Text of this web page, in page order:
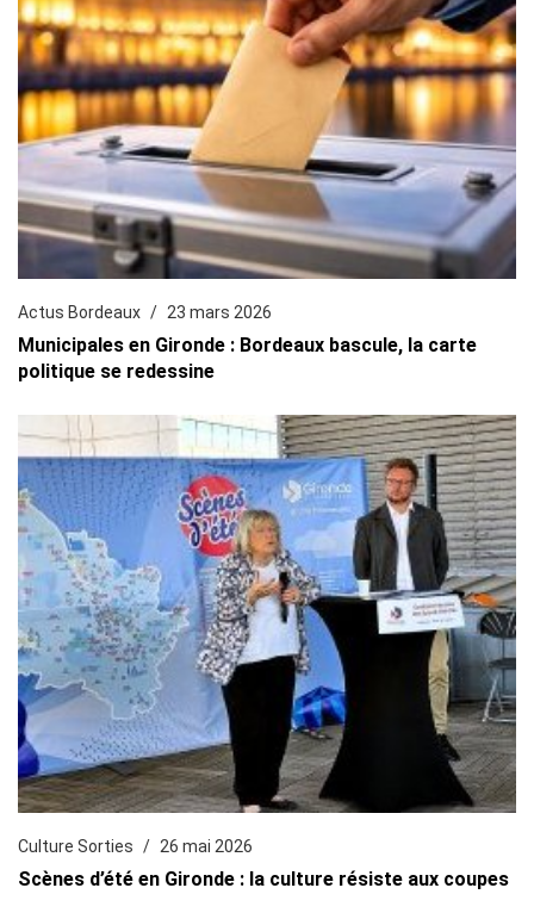
Actus Bordeaux 23 mars 2026
Municipales en Gironde : Bordeaux bascule, la carte
politique se redessine
Culture Sorties 26 mai 2026
Scènes d’été en Gironde : la culture résiste aux coupes